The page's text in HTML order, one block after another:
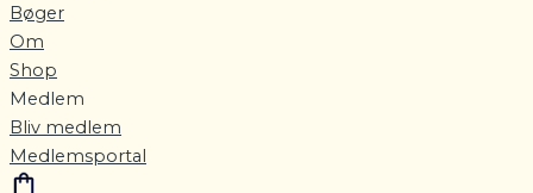
Bøger
Om
Shop
Medlem
Bliv medlem
Medlemsportal